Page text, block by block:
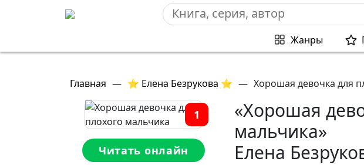
Жанры
Главная — ⭐ Елена Безрукова ⭐ — Хорошая девочка для
1
Читать онлайн
«Хорошая
мальчика»
Елена